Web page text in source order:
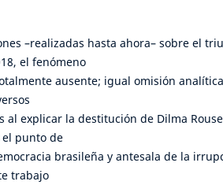
–realizadas hasta ahora– sobre el
el fenómeno
ausente; igual omisión
al explicar la destitución de Dilma
punto de
brasileña y antesala de la
trabajo